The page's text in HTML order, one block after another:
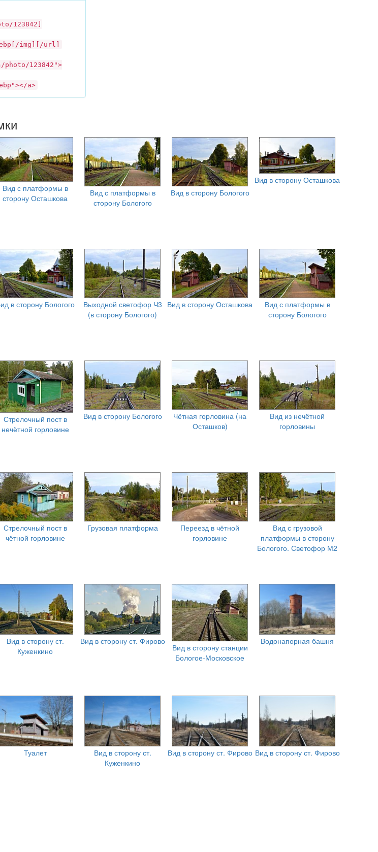
123842]
img][/url]
123842">
a>
Вид с платформы в
сторону Осташкова
Вид с платформы в
сторону Бологого
Вид в сторону Бологого
Вид в сторону Осташкова
в сторону Бологого
Выходной светофор Ч3
(в сторону Бологого)
Вид в сторону Осташкова
Вид с платформы в
сторону Бологого
Стрелочный пост в
нечётной горловине
Вид в сторону Бологого
Чётная горловина (на
Осташков)
Вид из нечётной
горловины
Стрелочный пост в
чётной горловине
Грузовая платформа
Переезд в чётной
горловине
Вид с грузовой
платформы в сторону
Бологого. Светофор М2
Вид в сторону ст.
Куженкино
Вид в сторону ст. Фирово
Вид в сторону станции
Бологое-Московское
Водонапорная башня
Туалет
Вид в сторону ст.
Куженкино
Вид в сторону ст. Фирово Вид в сторону ст. Фирово